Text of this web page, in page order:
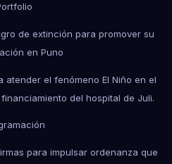
de extinción para promover su
en Puno
el fenómeno El Niño en el
del hospital de Juli.
para impulsar ordenanza que